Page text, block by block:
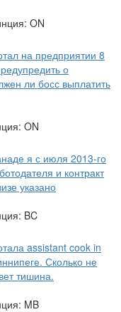
ON
на предприятии 8
о
ли босс выплатить
ON
я с июля 2013-го
и контракт
указано
BC
assistant cook in
Сколько не
тишина.
MB